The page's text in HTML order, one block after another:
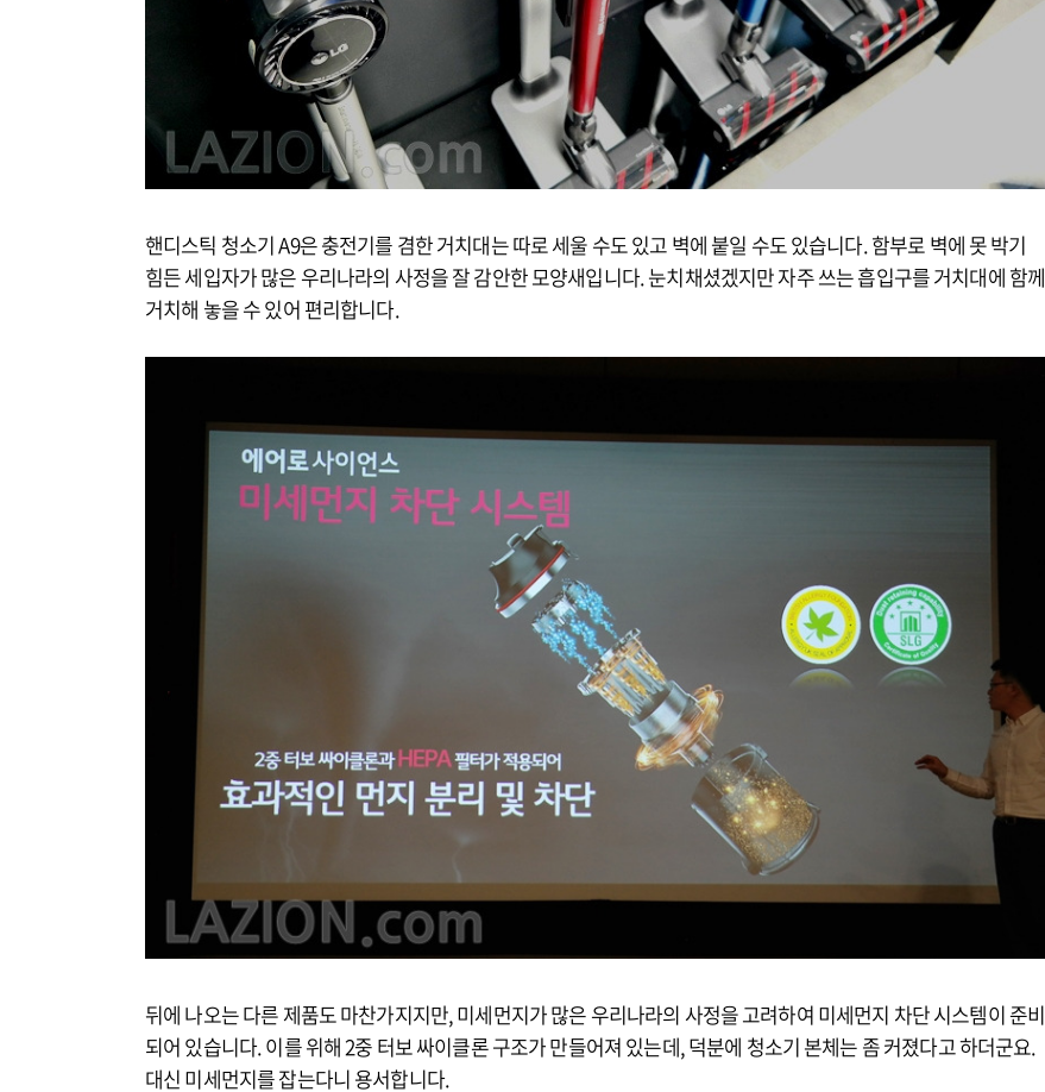
핸디스틱 청소기 A9은 충전기를 겸한 거치대는 따로 세울 수도 있고 벽에 붙일 수도 있습니다. 함부로 벽에 못 박기
힘든 세입자가 많은 우리나라의 사정을 잘 감안한 모양새입니다. 눈치채셨겠지만 자주 쓰는 흡입구를 거치대에 함께
거치해 놓을 수 있어 편리합니다.
뒤에 나오는 다른 제품도 마찬가지지만, 미세먼지가 많은 우리나라의 사정을 고려하여 미세먼지 차단 시스템이 준비
되어 있습니다. 이를 위해 2중 터보 싸이클론 구조가 만들어져 있는데, 덕분에 청소기 본체는 좀 커졌다고 하더군요.
대신 미세먼지를 잡는다니 용서합니다.